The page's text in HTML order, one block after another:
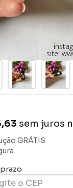
site:
sem juros
GRÁTIS